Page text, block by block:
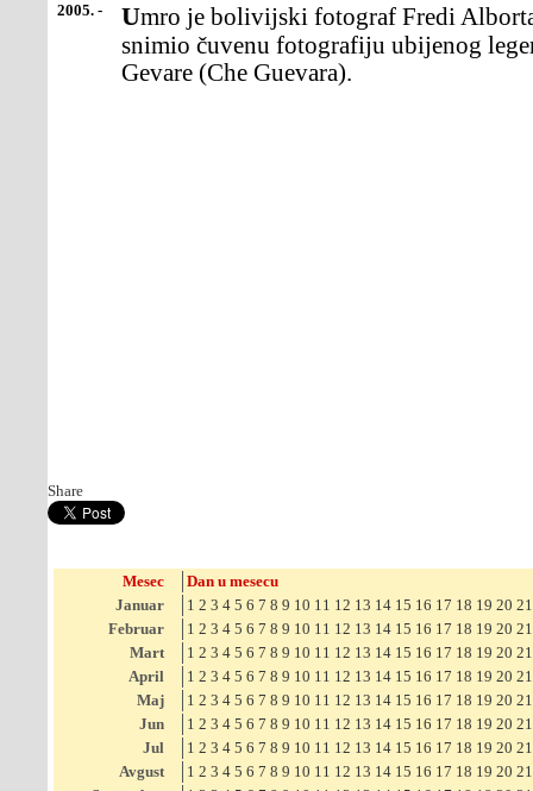
2005. - Umro je bolivijski fotograf Fredi Alborta (Fredy) koji je 1967.
snimio čuvenu fotografiju ubijenog
Gevare (Che Guevara).
Share
Mesec
Dan u mesecu
Januar
1 2 3 4 5 6 7 8 9 10 11 12 13 14 15 16 17 18 19 20 21
Februar
1 2 3 4 5 6 7 8 9 10 11 12 13 14 15 16 17 18 19 20 21
Mart
1 2 3 4 5 6 7 8 9 10 11 12 13 14 15 16 17 18 19 20 21
April
1 2 3 4 5 6 7 8 9 10 11 12 13 14 15 16 17 18 19 20 21
Maj
1 2 3 4 5 6 7 8 9 10 11 12 13 14 15 16 17 18 19 20 21
Jun
1 2 3 4 5 6 7 8 9 10 11 12 13 14 15 16 17 18 19 20 21
Jul
1 2 3 4 5 6 7 8 9 10 11 12 13 14 15 16 17 18 19 20 21
Avgust
1 2 3 4 5 6 7 8 9 10 11 12 13 14 15 16 17 18 19 20 21